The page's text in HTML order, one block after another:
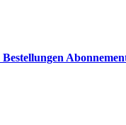
Bestellungen